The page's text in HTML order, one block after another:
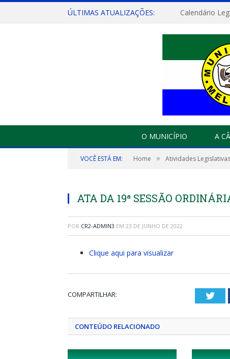
ÚLTIMAS ATUALIZAÇÕES: Calendário
O MUNICÍPIO A
VOCÊ ESTÁ EM: Home » Atividades Legislativas
ATA DA 19ª SESSÃO
POR CR2-ADMIN3 EM 23 DE JUNHO DE 2022
Clique aqui para visualizar
COMPARTILHAR:
CONTEÚDO RELACIONADO